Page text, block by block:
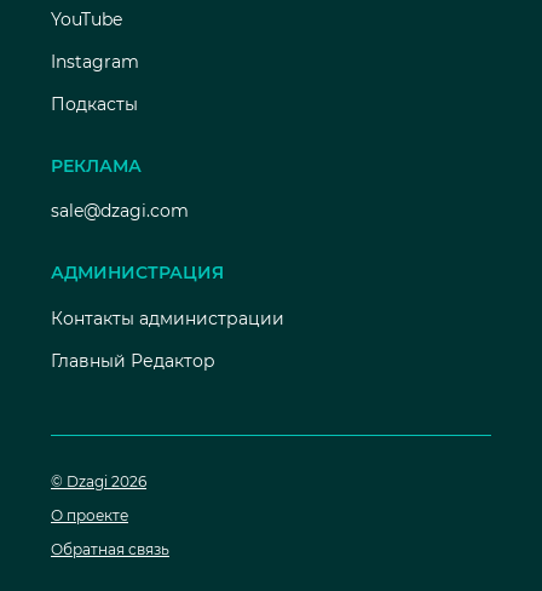
YouTube
Instagram
Подкасты
РЕКЛАМА
sale@dzagi.com
АДМИНИСТРАЦИЯ
Контакты администрации
Главный Редактор
© Dzagi 2026
О проекте
Обратная связь